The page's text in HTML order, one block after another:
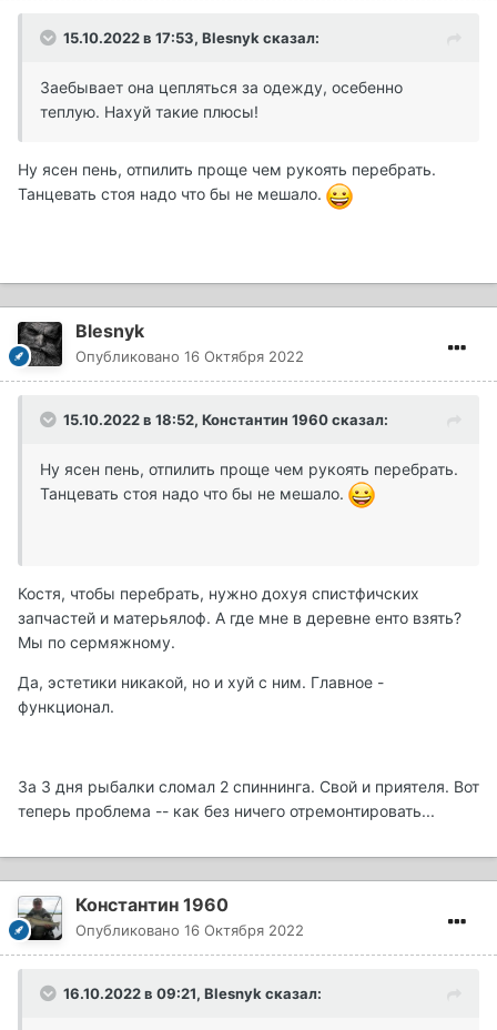
15.10.2022 в 17:53, Blesnykсказал:
Заебывает она цепляться за одежду, осебенно
теплую. Нахуй такие плюсы!
Ну ясен пень, отпилить проще чем рукоять перебрать.
Танцевать стоя надо что бы не мешало.
Blesnyk
Опубликовано 16 Октября 2022
15.10.2022 в 18:52, Константин 1960сказал:
Ну ясен пень, отпилить проще чем рукоять перебрать.
Танцевать стоя надо что бы не мешало.
Костя, чтобы перебрать, нужно дохуя спистфичских
запчастей и матерьялоф. А где мне в деревне енто взять?
Мы по сермяжному.
Да, эстетики никакой, но и хуй с ним. Главное -
функционал.
За 3 дня рыбалки сломал 2 спиннинга. Свой и приятеля. Вот
теперь проблема -- как без ничего отремонтировать...
Константин 1960
Опубликовано 16 Октября 2022
16.10.2022 в 09:21, Blesnyk сказал: